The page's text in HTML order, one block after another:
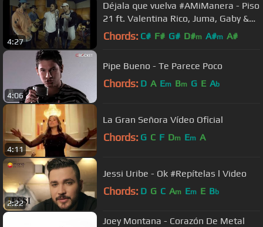
4:27
Déjala que vuelva #AMiManera - Piso
21 ft. Valentina Rico, Juma, Gaby &
Manny.
Chords: C# F# G# D#m A#m A#
4:06
Pipe Bueno - Te Parece Poco
Chords: D A Em Bm G E Ab
4:11
La Gran Señora Vídeo Oficial
Chords: G C F Dm Em A
2:22
Jessi Uribe - Ok #Repítelas l Video
Chords: D G C Am Em E Bb
Joey Montana - Corazón De Metal